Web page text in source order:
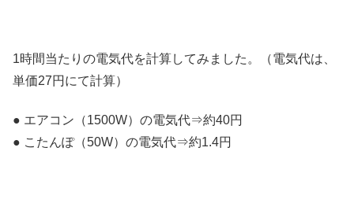
1時間当たりの電気代を計算してみました。（電気代は、
単価27円にて計算）
● エアコン（1500W）の電気代⇒約40円
● こたんぽ（50W）の電気代⇒約1.4円